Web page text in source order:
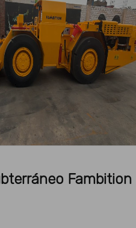
Fambition